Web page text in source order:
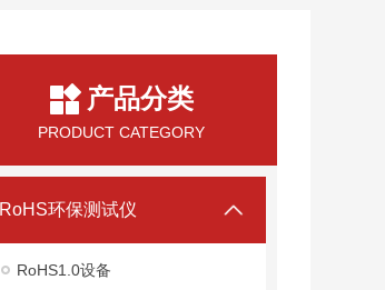
产品分类
PRODUCT CATEGORY
RoHS环保测试仪
RoHS1.0设备